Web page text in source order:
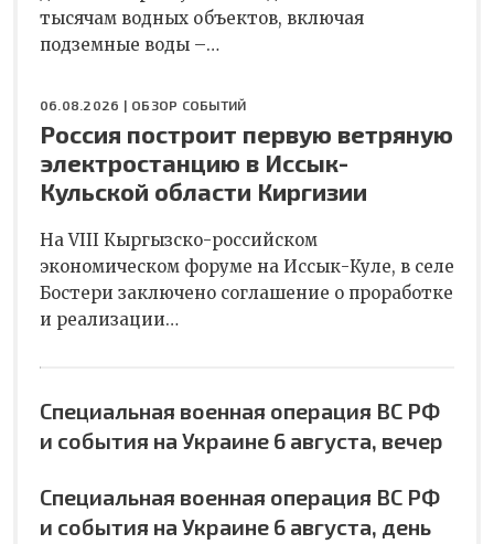
тысячам водных объектов, включая
подземные воды –…
06.08.2026 | ОБЗОР СОБЫТИЙ
Россия построит первую ветряную
электростанцию в Иссык-
Кульской области Киргизии
На VIII Кыргызско-российском
экономическом форуме на Иссык-Куле, в селе
Бостери заключено соглашение о проработке
и реализации…
Специальная военная операция ВС РФ
и события на Украине 6 августа, вечер
Специальная военная операция ВС РФ
и события на Украине 6 августа, день